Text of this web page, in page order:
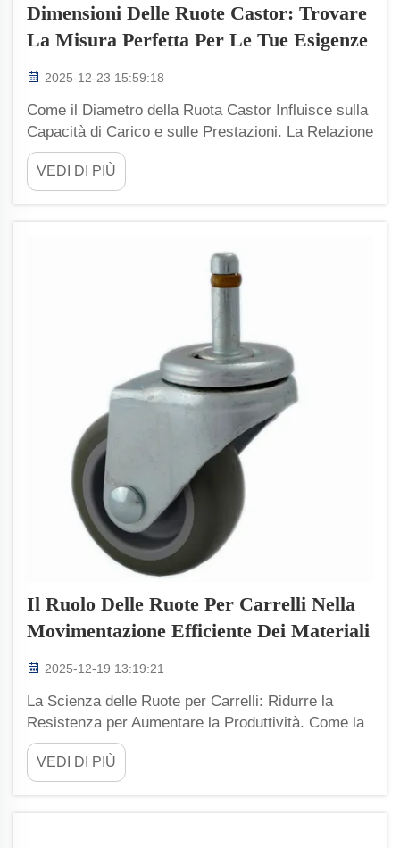
Dimensioni Delle Ruote Castor: Trovare
La Misura Perfetta Per Le Tue Esigenze
2025-12-23 15:59:18
Come il Diametro della Ruota Castor Influisce sulla
Capacità di Carico e sulle Prestazioni. La Relazione
tra Diametro e Capacità di Peso. Ruote castor più
grandi aumentano sicuramente la quantità di peso
che possono sostenere, poiché la forza viene
VEDI DI PIÙ
Il Ruolo Delle Ruote Per Carrelli Nella
Movimentazione Efficiente Dei Materiali
2025-12-19 13:19:21
La Scienza delle Ruote per Carrelli: Ridurre la
Resistenza per Aumentare la Produttività. Come la
Resistenza al Rotolamento Influisce Direttamente
sul Tempo di Lavoro e sul Flusso Operativo.
L'energia sprecata quando le ruote del carrello si
VEDI DI PIÙ